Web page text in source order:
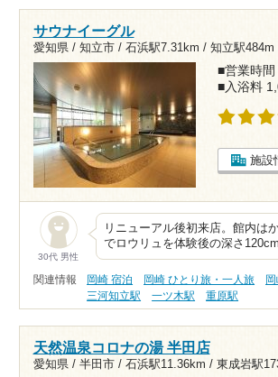
サウナイーグル
愛知県 / 知立市 / 石浜駅7.31km / 知立駅484m
■営業時
■入浴料
施設
30代 男性
リニューアル後初来店。館内は
でロウリュを体験後の深さ
関連情報 岡崎 宿泊 岡崎 ひとり旅・一人旅
三河知立駅
一ツ木駅 重原駅
天然温泉コロナの湯 半田店
愛知県 / 半田市 / 石浜駅11.36km / 東成岩駅